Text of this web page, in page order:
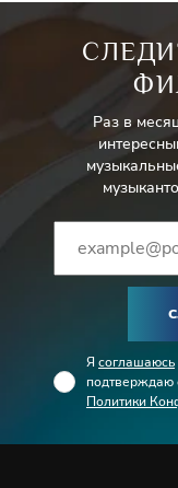
Раз в
Я соглашаюсь
подтверждаю
Политики